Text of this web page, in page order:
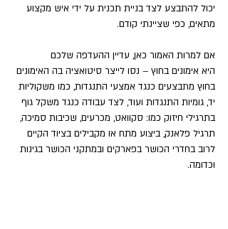
יכול להתבצע לצד בניית תכנית על ידי איש מקצוע
מתאים, כפי שציינתי קודם.
אם למרות האמור כאן, עדיין ההעדפה שלכם
היא אימונים בחוץ – נסו לייצר סיטואציה בה האימונים
בחוץ מתבצעים כנגד אמצעי התנגדות, כמו משקוליות
יד, גומיות התנגדות ועוד, לצד עבודה כנגד משקל גוף
בתרגילי חיזוק כמו: סקוואט, מכרעים, שכיבות סמיכה,
תרגיל פלאנק, ביצוע מתח או מקבילים בציוד הקיים
לרוב בחדרי הכושר בפארקים ובמתקני הכושר בגינות
וכדומה.